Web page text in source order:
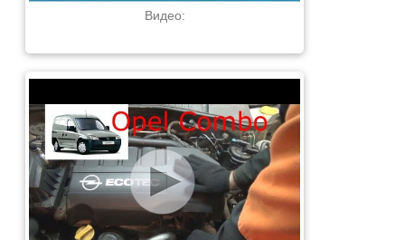
Видео: